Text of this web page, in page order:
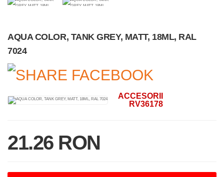
AQUA COLOR, TANK GREY, MATT, 18ML, RAL
7024
ACCESORII
RV36178
21.26 RON